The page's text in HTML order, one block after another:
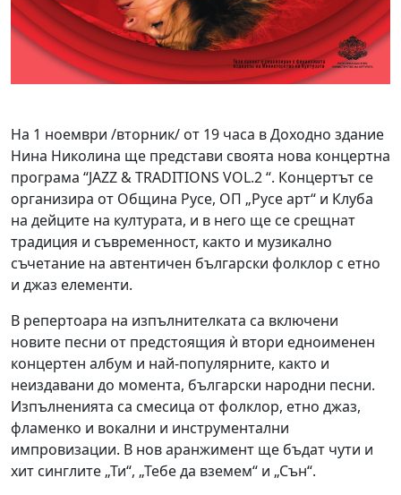
На 1 ноември /вторник/ от 19 часа в Доходно здание
Нина Николина ще представи своята нова концертна
програма “JAZZ & TRADITIONS VOL.2 “. Концертът се
организира от Община Русе, ОП „Русе арт“ и Клуба
на дейците на културата, и в него ще се срещнат
традиция и съвременност, както и музикално
съчетание на автентичен български фолклор с етно
и джаз елементи.
В репертоара на изпълнителката са включени
новите песни от предстоящия ѝ втори едноименен
концертен албум и най-популярните, както и
неиздавани до момента, български народни песни.
Изпълненията са смесица от фолклор, етно джаз,
фламенко и вокални и инструментални
импровизации. В нов аранжимент ще бъдат чути и
хит синглите „Ти“, „Тебе да вземем“ и „Сън“.